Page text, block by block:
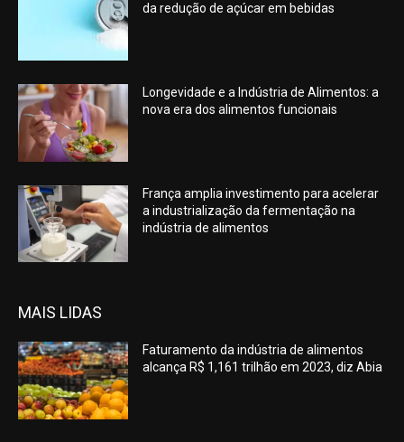
da redução de açúcar em bebidas
Longevidade e a Indústria de Alimentos: a
nova era dos alimentos funcionais
França amplia investimento para acelerar
a industrialização da fermentação na
indústria de alimentos
MAIS LIDAS
Faturamento da indústria de alimentos
alcança R$ 1,161 trilhão em 2023, diz Abia